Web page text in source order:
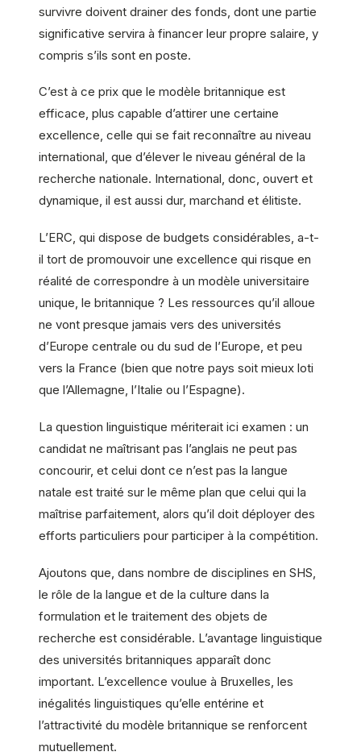
survivre doivent drainer des fonds, dont une partie
significative servira à financer leur propre salaire, y
compris s’ils sont en poste.
C’est à ce prix que le modèle britannique est
efficace, plus capable d’attirer une certaine
excellence, celle qui se fait reconnaître au niveau
international, que d’élever le niveau général de la
recherche nationale. International, donc, ouvert et
dynamique, il est aussi dur, marchand et élitiste.
L’ERC, qui dispose de budgets considérables, a-t-
il tort de promouvoir une excellence qui risque en
réalité de correspondre à un modèle universitaire
unique, le britannique ? Les ressources qu’il alloue
ne vont presque jamais vers des universités
d’Europe centrale ou du sud de l’Europe, et peu
vers la France (bien que notre pays soit mieux loti
que l’Allemagne, l’Italie ou l’Espagne).
La question linguistique mériterait ici examen : un
candidat ne maîtrisant pas l’anglais ne peut pas
concourir, et celui dont ce n’est pas la langue
natale est traité sur le même plan que celui qui la
maîtrise parfaitement, alors qu’il doit déployer des
efforts particuliers pour participer à la compétition.
Ajoutons que, dans nombre de disciplines en SHS,
le rôle de la langue et de la culture dans la
formulation et le traitement des objets de
recherche est considérable. L’avantage linguistique
des universités britanniques apparaît donc
important. L’excellence voulue à Bruxelles, les
inégalités linguistiques qu’elle entérine et
l’attractivité du modèle britannique se renforcent
mutuellement.